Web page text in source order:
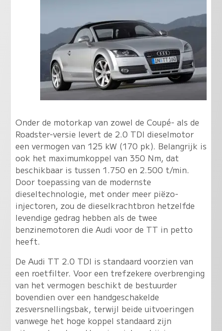
Onder de motorkap van zowel de Coupé- als de
Roadster-versie levert de 2.0 TDI dieselmotor
een vermogen van 125 kW (170 pk). Belangrijk is
ook het maximumkoppel van 350 Nm, dat
beschikbaar is tussen 1.750 en 2.500 t/min.
Door toepassing van de modernste
dieseltechnologie, met onder meer piëzo-
injectoren, zou de dieselkrachtbron hetzelfde
levendige gedrag hebben als de twee
benzinemotoren die Audi voor de TT in petto
heeft.
De Audi TT 2.0 TDI is standaard voorzien van
een roetfilter. Voor een trefzekere overbrenging
van het vermogen beschikt de bestuurder
bovendien over een handgeschakelde
zesversnellingsbak, terwijl beide uitvoeringen
vanwege het hoge koppel standaard zijn